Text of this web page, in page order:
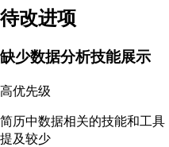
待改进项
缺少数据分析技能展示
高优先级
简历中数据相关的技能和工具
提及较少